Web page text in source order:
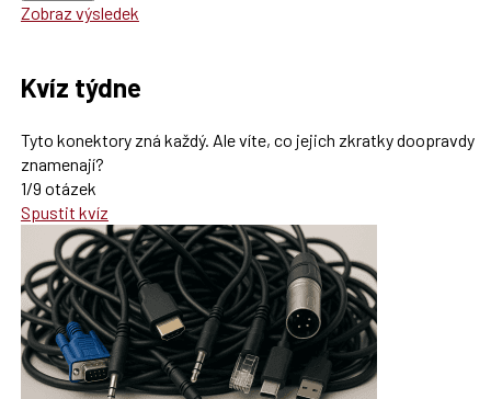
Zobraz výsledek
Kvíz týdne
Tyto konektory zná každý. Ale víte, co jejich zkratky doopravdy
znamenají?
1/9 otázek
Spustit kvíz